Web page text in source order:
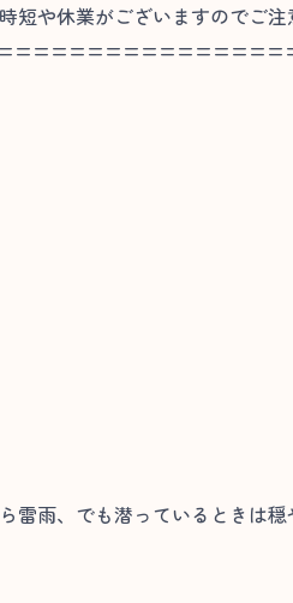
や休業がございますのでご注
雷雨、でも潜っているときは穏